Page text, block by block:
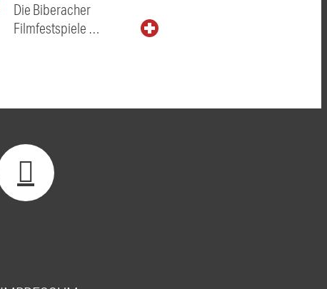
Die Biberacher
Filmfestspiele …